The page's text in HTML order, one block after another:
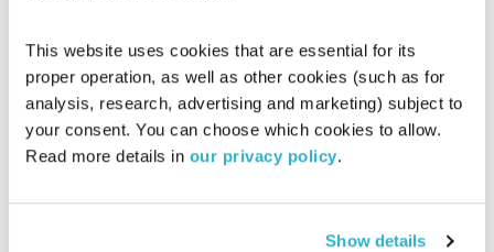
This website uses cookies that are essential for its
proper operation, as well as other cookies (such as for
analysis, research, advertising and marketing) subject to
your consent. You can choose which cookies to allow.
Read more details in our privacy policy.
Show details
מסיכות
קצר ולעניין
אלון נוימןוהרב אסף עזריה
האם כולנו עוטים מסיכות שמאחוריהן מסתתר האני האמיתי שלנו?